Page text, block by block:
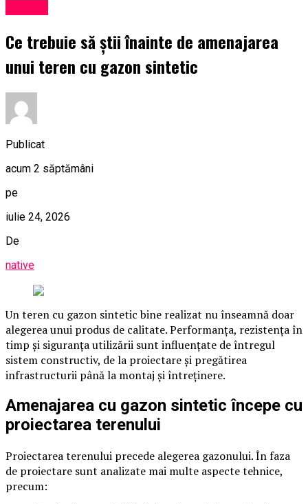
Ce trebuie să știi înainte de amenajarea
unui teren cu gazon sintetic
Publicat
acum 2 săptămâni
pe
iulie 24, 2026
De
native
Un teren cu gazon sintetic bine realizat nu înseamnă doar
alegerea unui produs de calitate. Performanța, rezistența în
timp și siguranța utilizării sunt influențate de întregul
sistem constructiv, de la proiectare și pregătirea
infrastructurii până la montaj și întreținere.
Amenajarea cu gazon sintetic începe cu
proiectarea terenului
Proiectarea terenului precede alegerea gazonului. În faza
de proiectare sunt analizate mai multe aspecte tehnice,
precum: